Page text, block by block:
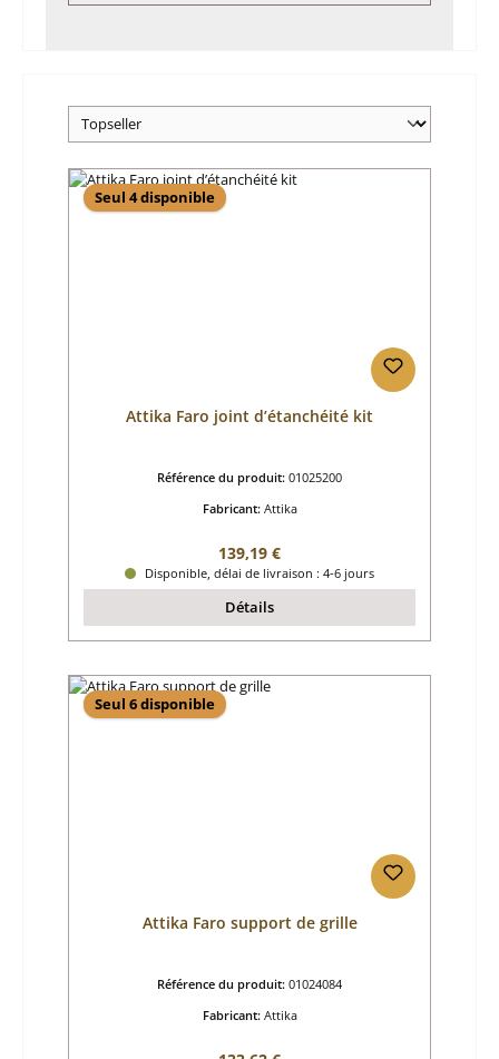
Seul 4 disponible
Attika Faro joint d’étanchéité kit
Référence du produit: 01025200
Fabricant: Attika
Prix régulier :
139,19 €
Disponible, délai de livraison : 4-6 jours
Détails
Seul 6 disponible
Attika Faro support de grille
Référence du produit: 01024084
Fabricant: Attika